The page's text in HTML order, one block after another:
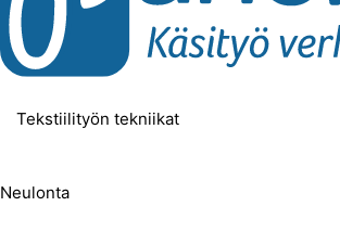
Tekstiilityön tekniikat
Neulonta